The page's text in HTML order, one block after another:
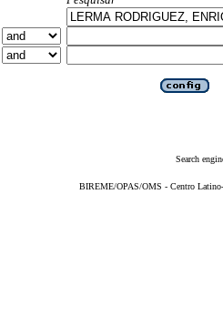
Search
BIREME/OPAS/OMS - Centro Latino-